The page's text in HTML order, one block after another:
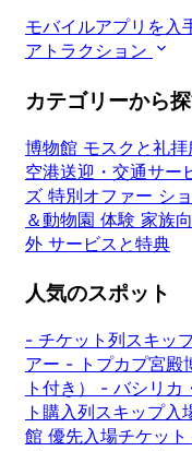
モバイルアプリを入
アトラクション
カテゴリーから
博物館 モスクと礼拝
空港送迎・交通サー
ズ 特別オファー シ
＆動物園 体験 家族
外 サービスと特典
人気のスポット
- チケット列スキッ
アー - トプカプ宮
ト付き） - バシリカ
ト購入列スキップ入
館 優先入場チケット